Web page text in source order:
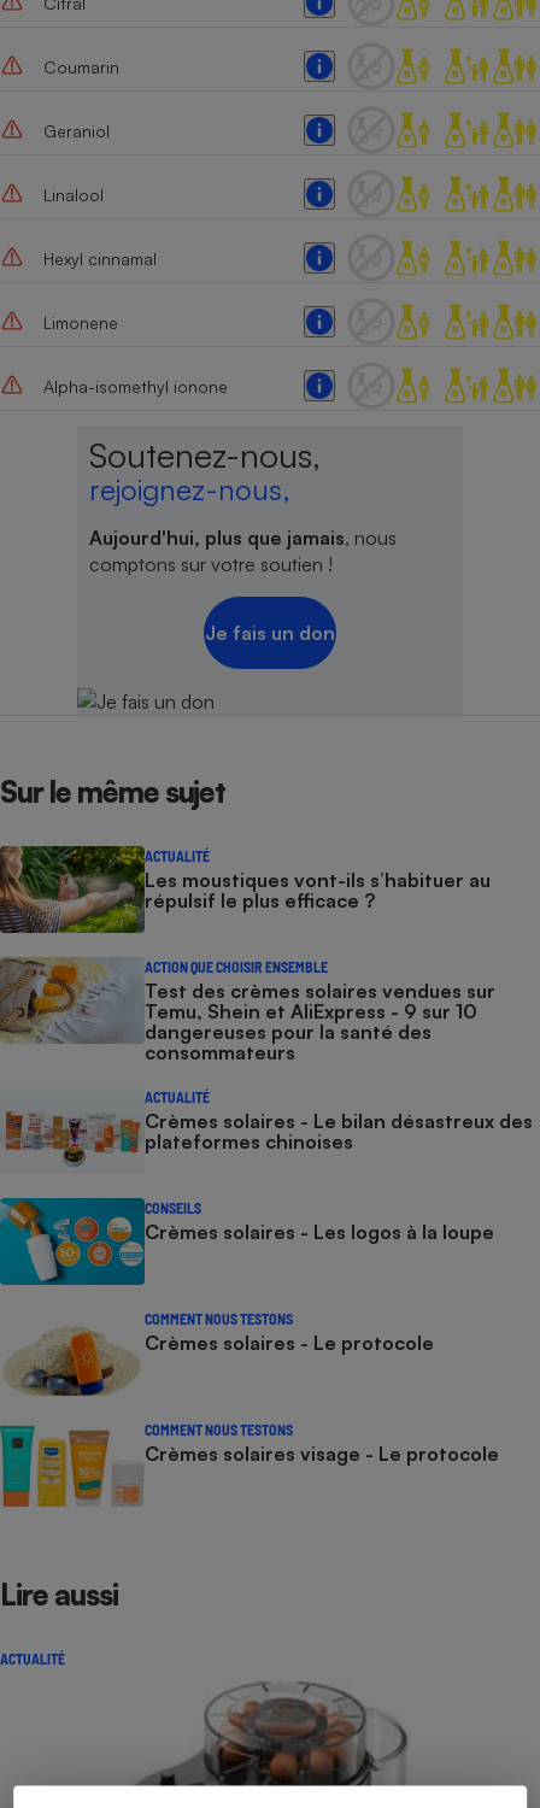
Coumarin
Geraniol
Linalool
Hexyl cinnamal
Limonene
Alpha-isomethyl ionone
Soutenez-nous,
rejoignez-nous,
Aujourd'hui, plus que jamais, nous
comptons sur votre soutien !
Je fais un don
Sur le même sujet
ACTUALITÉ
Les moustiques vont-ils s’habituer au
répulsif le plus efficace ?
ACTION QUE CHOISIR ENSEMBLE
Test des crèmes solaires vendues sur
Temu, Shein et AliExpress - 9 sur 10
dangereuses pour la santé des
consommateurs
ACTUALITÉ
Crèmes solaires - Le bilan désastreux des
plateformes chinoises
CONSEILS
Crèmes solaires - Les logos à la loupe
COMMENT NOUS TESTONS
Crèmes solaires - Le protocole
COMMENT NOUS TESTONS
Crèmes solaires visage - Le protocole
Lire aussi
ACTUALITÉ